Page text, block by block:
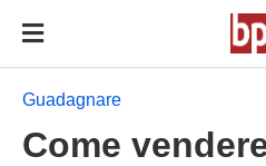
Guadagnare
Come